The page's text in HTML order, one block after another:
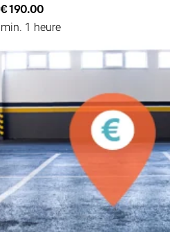
€ 190.00
min. 1 heure